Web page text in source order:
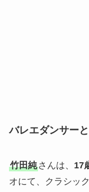
バレエダンサー
竹田純さんは、 17
オにて、クラシッ